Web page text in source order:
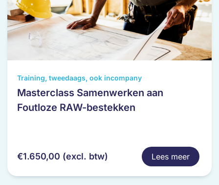
Training, tweedaags, ook incompany
Masterclass Samenwerken aan
Foutloze RAW-bestekken
€1.650,00 (excl. btw) Lees meer
Dit
product
heeft
meerdere
kan